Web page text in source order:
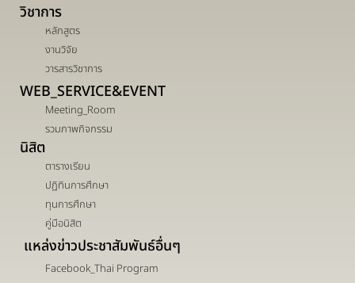
วิชาการ
หลักสูตร
งานวิจัย
วารสารวิชาการ
WEB_SERVICE&EVENT
Meeting_Room
รวมภาพกิจกรรม
นิสิต
ตารางเรียน
ปฏิทินการศึกษา
ทุนการศึกษา
คู่มือนิสิต
แหล่งข่าวประชาสัมพันธ์อื่นๆ
Facebook_Thai Program